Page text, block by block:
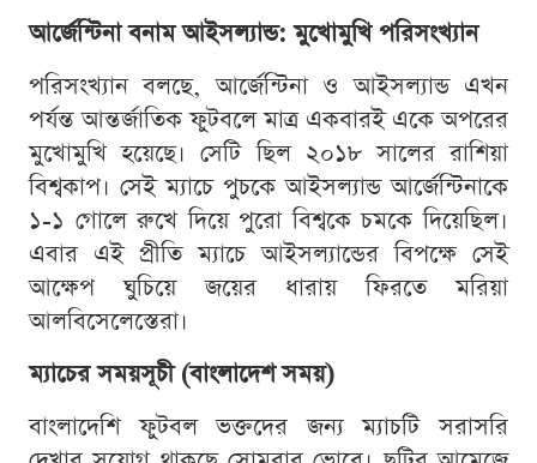
আর্জেন্টিনা বনাম আইসল্যান্ড: মুখোমুখি পরিসংখ্যান
পরিসংখ্যান বলছে, আর্জেন্টিনা ও আইসল্যান্ড এখন
পর্যন্ত আন্তর্জাতিক ফুটবলে মাত্র একবারই একে অপরের
মুখোমুখি হয়েছে। সেটি ছিল ২০১৮ সালের রাশিয়া
বিশ্বকাপ। সেই ম্যাচে পুচকে আইসল্যান্ড আর্জেন্টিনাকে
১-১ গোলে রুখে দিয়ে পুরো বিশ্বকে চমকে দিয়েছিল।
এবার এই প্রীতি ম্যাচে আইসল্যান্ডের বিপক্ষে সেই
আক্ষেপ ঘুচিয়ে জয়ের ধারায় ফিরতে মরিয়া
আলবিসেলেস্তেরা।
ম্যাচের সময়সূচী (বাংলাদেশ সময়)
বাংলাদেশি ফুটবল ভক্তদের জন্য ম্যাচটি সরাসরি